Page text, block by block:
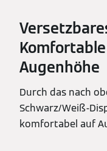
Augenhöhe
Durch das nach
Schwarz/Weiß-
komfortabel auf